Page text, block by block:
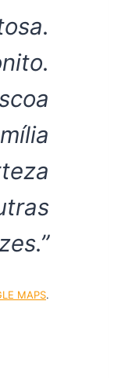
MAPS.